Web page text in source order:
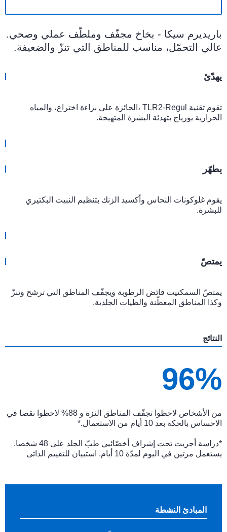
باريديرم سيكا - بخاخ مجفّف وملطّف عملي وصحي.
عالي التحمّل، مناسب للمناطق التي تنزّ والضعيفة.
يهدّئ
تقوم تقنية TLR2-Regul ،الحائزة على براءة اختراع، والمياه
الحرارية يورياج بتهدئة البشرة المتهيجة.
يطهّر
يقوم غلوكونات النحاس وأكسيد الزنك بتنظيم النبيت البكتيري
للبشرة.
يمتصّ
يمتصّ السمكتيت فائض الرطوبة ويجفّف المناطق التي ترشح وتنزّ
وكذا المناطق المعطّنة والطيات الجلدية.
النتائج
96%
من الأشخاص لاحظوا تجفّف المناطق النزة و 88% لاحظوا نقصا في
الاحساس بالحكة بعد 10 أيام من الاستعمال.*
*دراسة أجريت تحت إشراف أخصّائيي طبّ الجلد على 48 شخصا.
يستعمل مرتين في اليوم لمدّة 10 أيام. استبيان للتقييم الذاتى
المبادئ النشطة